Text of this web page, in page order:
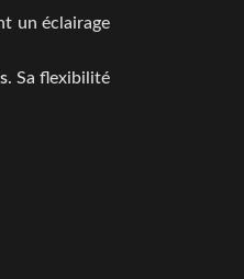
un éclairage
. Sa flexibilité